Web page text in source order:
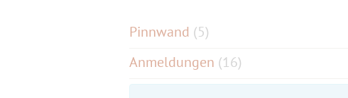
Pinnwand (5)
Anmeldungen (16)